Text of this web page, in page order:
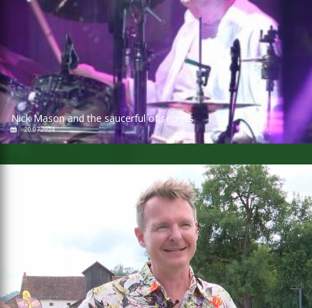
Nick Mason and the saucerful of secrets
20.07.2024